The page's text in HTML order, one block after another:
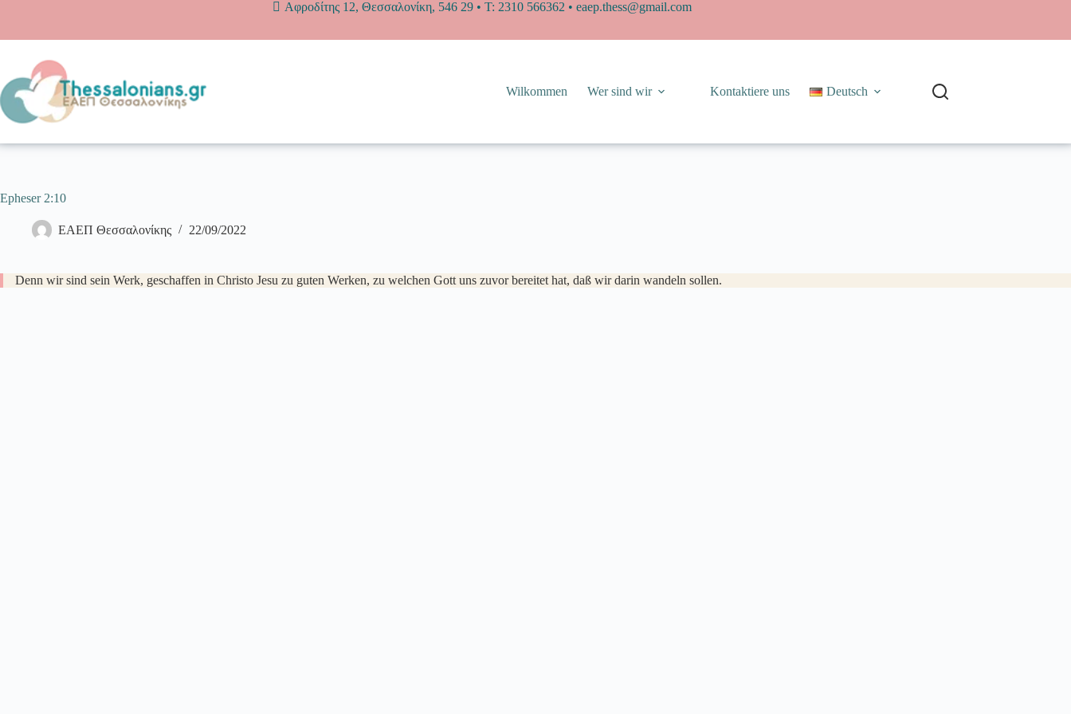
Αφροδίτης 12, Θεσσαλονίκη, 546 29• Τ: 2310 566362 • eaep.thess@gmail.com
Wilkommen Wer sind wir Kontaktiere uns Deutsch
Epheser 2:10
ΕΑΕΠ Θεσσαλονίκης 22/09/2022
Denn wir sind sein Werk, geschaffen in Christo Jesu zu guten Werken, zu welchen Gott uns zuvor bereitet hat, daß wir darin wandeln sollen.